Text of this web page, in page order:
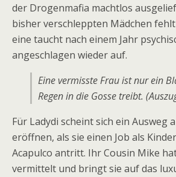
der Drogenmafia machtlos
bisher verschleppten Mädchen
eine taucht nach einem Jahr
angeschlagen wieder auf.
Eine vermisste Frau ist nur ein
Regen in die Gosse treibt.
Für Ladydi scheint sich ein Ausweg
eröffnen, als sie einen Job als
Acapulco antritt. Ihr Cousin Mike
vermittelt und bringt sie auf das